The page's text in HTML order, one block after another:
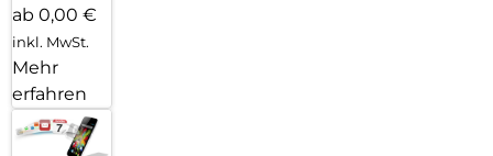
ab 0,00 €
inkl. MwSt.
Mehr
erfahren